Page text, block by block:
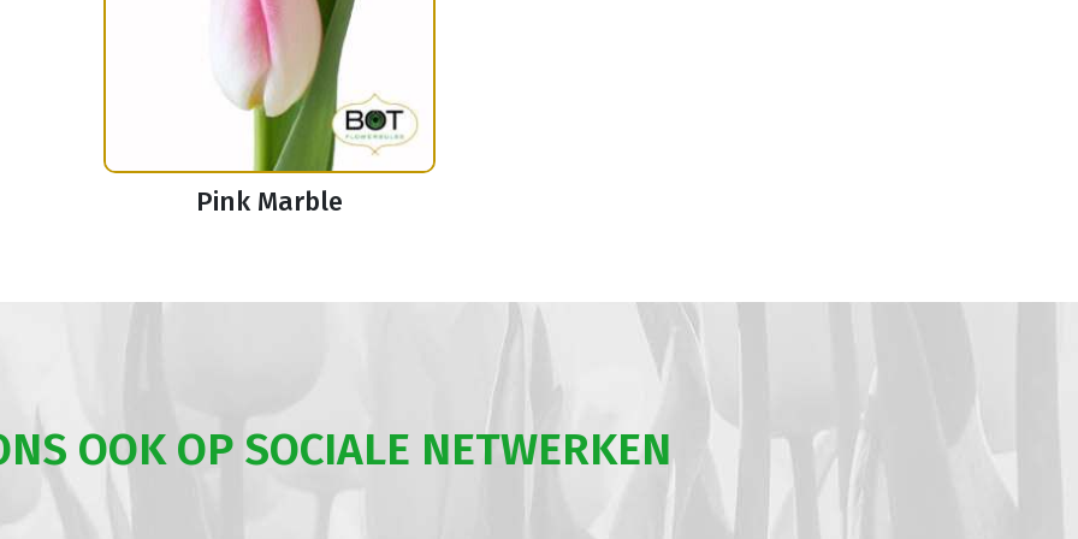
Pink Marble
OOK OP SOCIALE NETWERKEN